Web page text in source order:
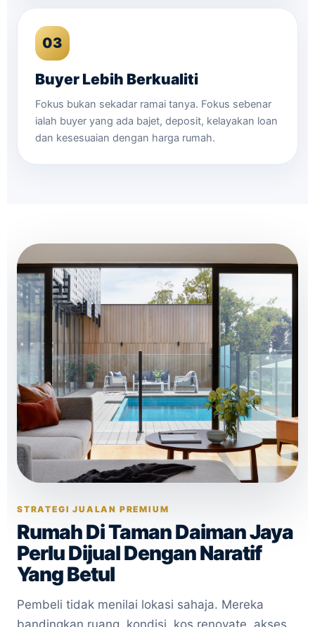
03
Buyer Lebih Berkualiti
Fokus bukan sekadar ramai tanya. Fokus sebenar
ialah buyer yang ada bajet, deposit, kelayakan loan
dan kesesuaian dengan harga rumah.
STRATEGI JUALAN PREMIUM
Rumah Di Taman Daiman Jaya
Perlu Dijual Dengan Naratif
Yang Betul
Pembeli tidak menilai lokasi sahaja. Mereka
bandingkan ruang, kondisi, kos renovate, akses,